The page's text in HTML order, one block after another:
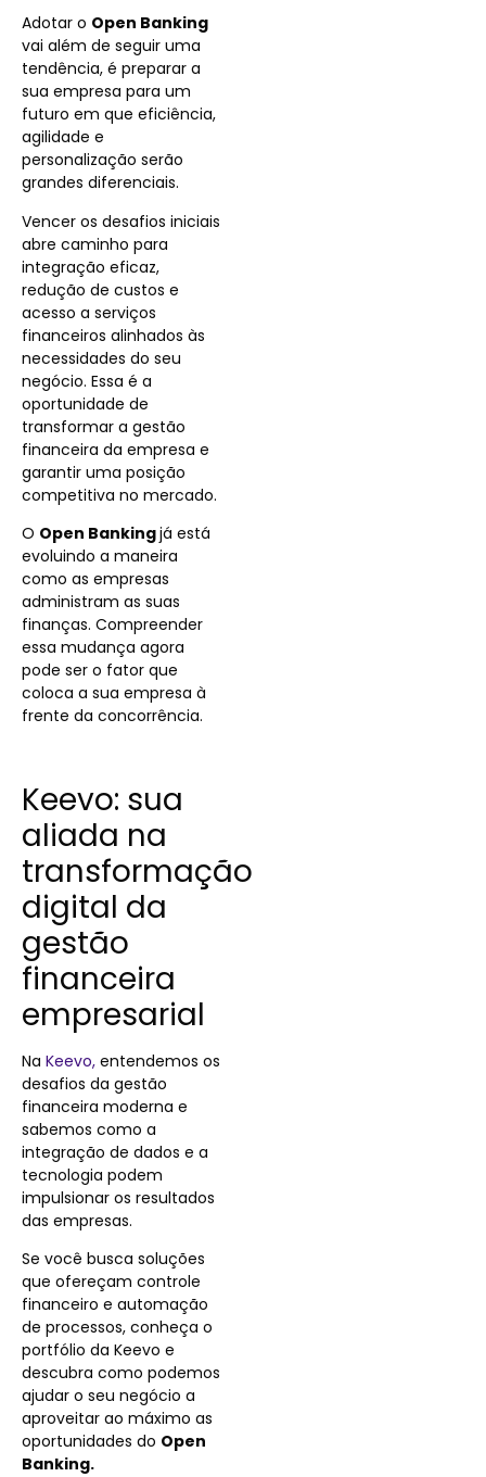
Adotar o Open Banking
vai além de seguir uma
tendência, é preparar a
sua empresa para um
futuro em que eficiência,
agilidade e
personalização serão
grandes diferenciais.
Vencer os desafios iniciais
abre caminho para
integração eficaz,
redução de custos e
acesso a serviços
financeiros alinhados às
necessidades do seu
negócio. Essa é a
oportunidade de
transformar a gestão
financeira da empresa e
garantir uma posição
competitiva no mercado.
O Open Bankingjá está
evoluindo a maneira
como as empresas
administram as suas
finanças. Compreender
essa mudança agora
pode ser o fator que
coloca a sua empresa à
frente da concorrência.
Keevo: sua
aliada na
transformação
digital da
gestão
financeira
empresarial
Na Keevo, entendemos os
desafios da gestão
financeira moderna e
sabemos como a
integração de dados e a
tecnologia podem
impulsionar os resultados
das empresas.
Se você busca soluções
que ofereçam controle
financeiro e automação
de processos, conheça o
portfólio da Keevo e
descubra como podemos
ajudar o seu negócio a
aproveitar ao máximo as
oportunidades do Open
Banking.